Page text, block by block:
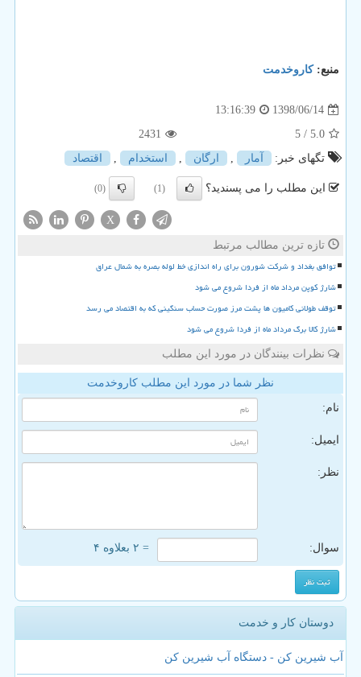
منبع:كاروخدمت
1398/06/14
13:16:39
5.0
/ 5
2431
تگهای خبر:
آمار , ارگان , استخدام , اقتصاد
این مطلب را می پسندید؟ (1)
(0)
X
تازه ترین مطالب مرتبط
توافق بغداد و شرکت شورون برای راه اندازی خط لوله بصره به شمال عراق
شارژ کوپن مرداد ماه از فردا شروع می شود
توقف طولانی کامیون ها پشت مرز صورت حساب سنگینی که به اقتصاد می رسد
شارژ کالا برگ مرداد ماه از فردا شروع می شود
نظرات بینندگان در مورد این مطلب
نظر شما در مورد این مطلب کاروخدمت
نام:
ایمیل:
نظر:
سوال: = ۲ بعلاوه ۴
دوستان کار و خدمت
آب شیرین کن - دستگاه آب شیرین کن